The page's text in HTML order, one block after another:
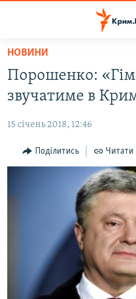
Перейти
основного
матеріалу
Перейти
до
навігації
Перейти
ВОДА.КРИМ
ВІДЕО ТА ФОТО
ПОЛІТИКА
БЛОГИ
СПЕЦПРОЕКТИ
ДЕПОРТАЦІЯ
ВІДЕОУРОКИ «ELIFBE»
ЯК ОБІЙТИ БЛОКУВАННЯ
Русский
НОВИНИ
Порошенко:
звучатиме в
15 січень 2018, 12:46
Поділитись Читати